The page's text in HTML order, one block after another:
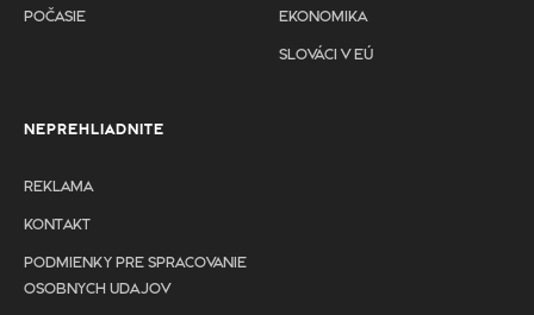
POČASIE EKONOMIKA
SLOVÁCI V EÚ
NEPREHLIADNITE
REKLAMA
KONTAKT
PODMIENKY PRE SPRACOVANIE
OSOBNYCH UDAJOV